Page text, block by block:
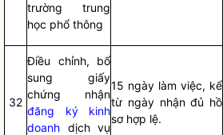
trường trung
học phổ thông
32
Điều chỉnh, bổ
sung giấy
chứng nhận
đăng ký kinh
doanh dịch vụ
15 ngày làm việc, kể
từ ngày nhận đủ hồ
sơhợp lệ.